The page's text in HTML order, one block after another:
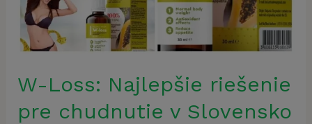
W-Loss: Najlepšie riešenie
pre chudnutie v Slovensko